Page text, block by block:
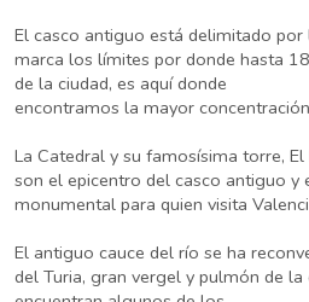
El casco antiguo está delimitado por
marca los límites por donde hasta
de la ciudad, es aquí donde
encontramos la mayor
La Catedral y su famosísima torre,
son el epicentro del casco antiguo y
monumental para quien visita
El antiguo cauce del río se ha
del Turia, gran vergel y pulmón de la